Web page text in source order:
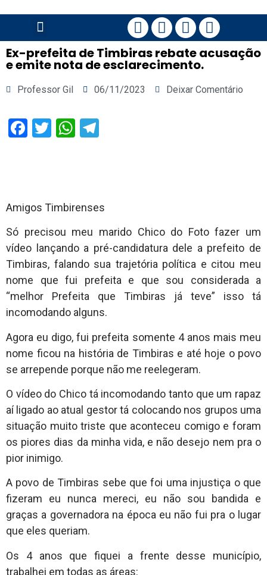
Ex-prefeita de Timbiras rebate acusação
e emite nota de esclarecimento.
Professor Gil 06/11/2023 Deixar Comentário
Facebook
TwitterWhatsApp
Amigos Timbirenses
Só precisou meu marido Chico do Foto fazer um
vídeo lançando a pré-candidatura dele a prefeito de
Timbiras, falando sua trajetória política e citou meu
nome que fui prefeita e que sou considerada a
“melhor Prefeita que Timbiras já teve” isso tá
incomodando alguns.
Agora eu digo, fui prefeita somente 4 anos mais meu
nome ficou na história de Timbiras e até hoje o povo
se arrepende porque não me reelegeram.
O vídeo do Chico tá incomodando tanto que um rapaz
aí ligado ao atual gestor tá colocando nos grupos uma
situação muito triste que aconteceu comigo e foram
os piores dias da minha vida, e não desejo nem pra o
pior inimigo.
A povo de Timbiras sebe que foi uma injustiça o que
fizeram eu nunca mereci, eu não sou bandida e
graças a governadora na época eu não fui pra o lugar
que eles queriam.
Os 4 anos que fiquei a frente desse município,
trabalhei em todas as áreas: